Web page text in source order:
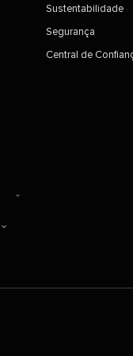
Sustentabilidade​​
Segurança​​
Central de